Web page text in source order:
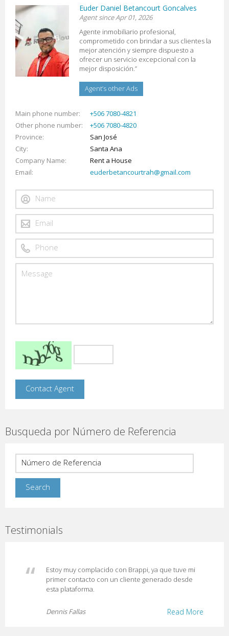
Euder Daniel Betancourt Goncalves
Agent since Apr 01, 2026
Agente inmobiliario profesional,
comprometido con brindar a sus clientes la
mejor atención y siempre dispuesto a
ofrecer un servicio excepcional con la
mejor disposición.”
Agent’s other Ads
Main phone number
+506 7080-4821
Other phone number
+506 7080-4820
Province
San José
City
Santa Ana
Company Name
Rent a House
Email
euderbetancourtrah@gmail.com
Busqueda por Número de Referencia
Testimonials
Estoy muy complacido con Brappi, ya que tuve mi
primer contacto con un cliente generado desde
esta plataforma.
Read More
Dennis Fallas